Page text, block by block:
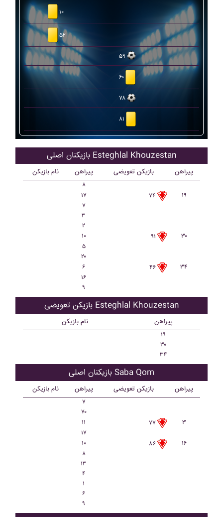
۱۰
۵۲
۵۹
۶۰
۷۸
۸۱
بازیکنان اصلی Esteghlal Khouzestan
نام بازیکن پیراهن بازیکن تعویضی پیراهن
۸
۱۷
۷۴
۱۹
۷
۳
۲
۱۰
۹۱
۳۰
۵
۲۰
۶
۴۶
۳۴
۱۶
۹
بازیکن تعویضی Esteghlal Khouzestan
نام بازیکن پیراهن
۱۹
۳۰
۳۴
بازیکنان اصلی Saba Qom
نام بازیکن پیراهن بازیکن تعویضی پیراهن
۷
۷۰
۱۱
۷۷
۳
۱۷
۱۰
۸۶
۱۶
۸
۱۳
۴
۱
۶
۹